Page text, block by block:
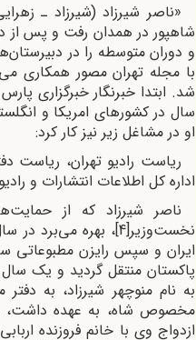
سال در کشورهای امریکا و
او در مشاغل زیر نیز کار کرد:
ریاست رادیو تهران، ریاست
اداره کل اطلاعات انتشارات و
ناصر شیرزاد که از
نخست‌وزیر[4]
به نام منوچهر شیرزاد، به
مخصوص شاه، به عهده داشت،